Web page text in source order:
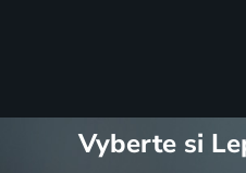
Vyberte si